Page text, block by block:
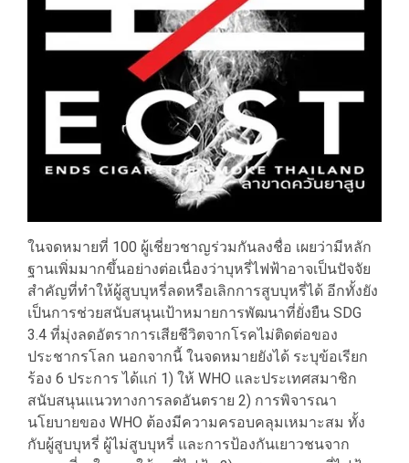
ในจดหมายที่ 100 ผู้เชี่ยวชาญร่วมกันลงชื่อ เผยว่ามีหลัก
ฐานเพิ่มมากขึ้นอย่างต่อเนื่องว่าบุหรี่ไฟฟ้าอาจเป็นปัจจัย
สำคัญที่ทำให้ผู้สูบบุหรี่ลดหรือเลิกการสูบบุหรี่ได้ อีกทั้งยัง
เป็นการช่วยสนับสนุนเป้าหมายการพัฒนาที่ยั่งยืน SDG
3.4 ที่มุ่งลดอัตราการเสียชีวิตจากโรคไม่ติดต่อของ
ประชากรโลก นอกจากนี้ ในจดหมายยังได้ ระบุข้อเรียก
ร้อง 6 ประการ ได้แก่ 1) ให้ WHO และประเทศสมาชิก
สนับสนุนแนวทางการลดอันตราย 2) การพิจารณา
นโยบายของ WHO ต้องมีความครอบคลุมเหมาะสม ทั้ง
กับผู้สูบบุหรี่ ผู้ไม่สูบบุหรี่ และการป้องกันเยาวชนจาก